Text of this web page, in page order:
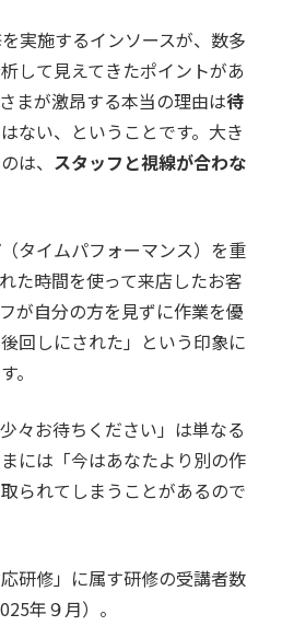
実施するインソースが、数多
して見えてきたポイントがあ
まが激昂する本当の理由は待
ない、ということです。大き
は、 スタッフと視線が合わな
タイムパフォーマンス）を重
た時間を使って来店したお客
が自分の方を見ずに作業を優
回しにされた」という印象に
。
々お待ちください」は単なる
には「今はあなたより別の作
られてしまうことがあるので
研修」に属す研修の受講者数
年９月）。